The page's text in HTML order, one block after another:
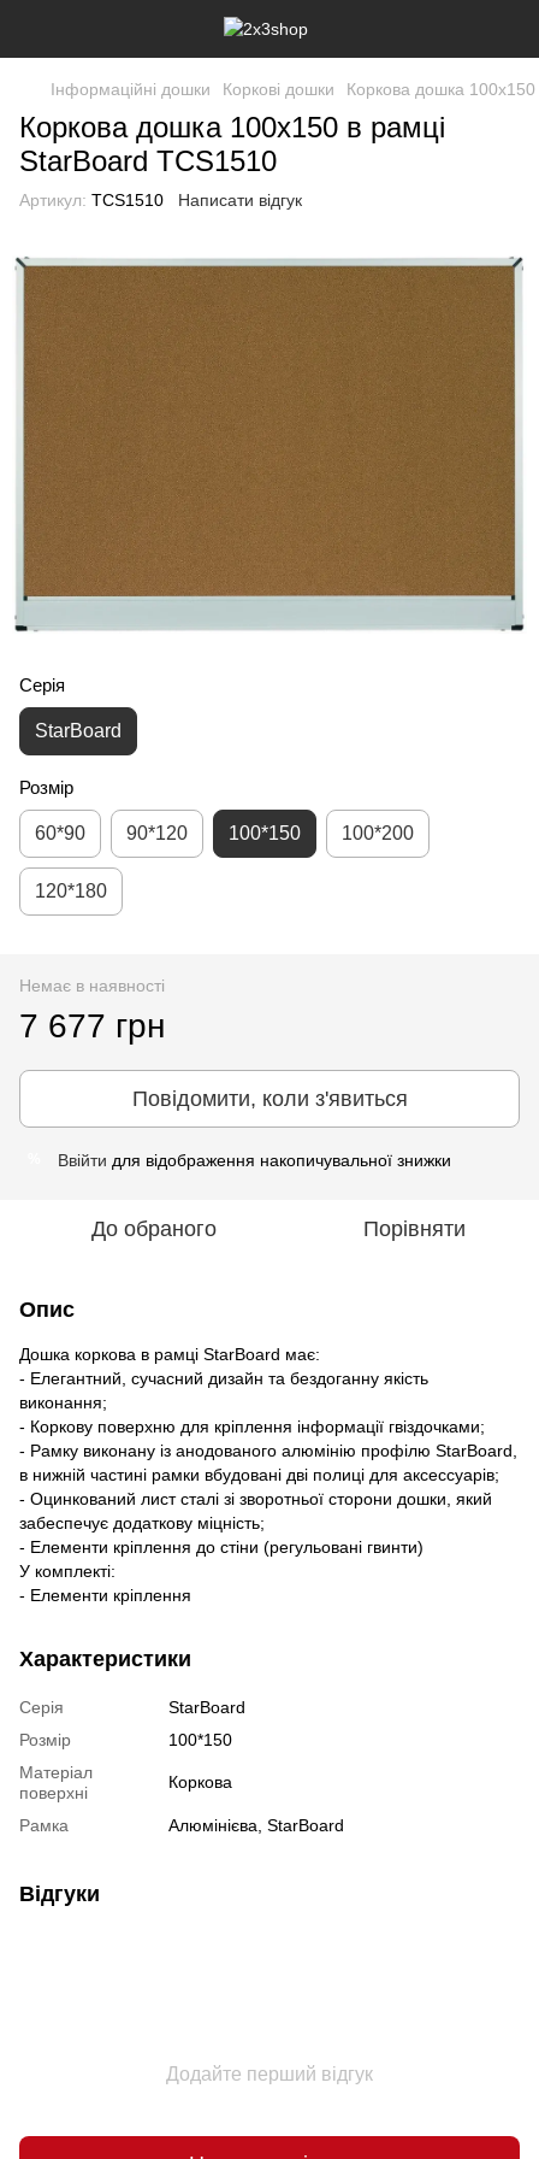
Інформаційні дошки Коркові дошки Коркова дошка
Коркова дошка 100x150 в рамці
StarBoard TCS1510
Артикул: TCS1510 Написати відгук
Серія
StarBoard
Розмір
60*90 90*120 100*150 100*200
120*180
Немає в наявності
7 677 грн
Повідомити, коли з'явиться
Ввійти для відображення накопичувальної знижки
До обраного Порівняти
Опис
Дошка коркова в рамці StarBoard має:
- Елегантний, сучасний дизайн та бездоганну якість
виконання;
- Коркову поверхню для кріплення інформації гвіздочками;
- Рамку виконану із анодованого алюмінію профілю StarBoard,
в нижній частині рамки вбудовані дві полиці для аксессуарів;
- Оцинкований лист сталі зі зворотньої сторони дошки, який
забеспечує додаткову міцність;
- Елементи кріплення до стіни (регульовані гвинти)
У комплекті:
- Елементи кріплення
Характеристики
Серія
StarBoard
Розмір
100*150
Матеріал
поверхні
Коркова
Рамка Алюмінієва, StarBoard
Відгуки
Додайте перший відгук